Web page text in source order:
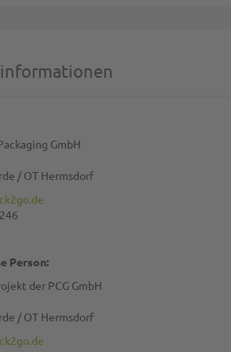
GmbH
/ OT Hermsdorf
Person:
der PCG GmbH
/ OT Hermsdorf